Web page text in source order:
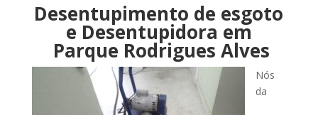
Desentupimento de esgoto
e Desentupidora em
Parque Rodrigues Alves
Nós
da